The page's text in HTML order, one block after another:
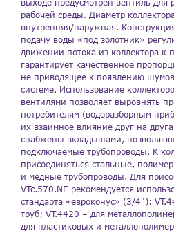
выходе предусмотрен вентиль для
рабочей среды. Диаметр
внутренняя/наружная.
подачу воды «под золотник»
движении потока из коллектора к
гарантирует качественное
не приводящее к появлению
системе. Использование
вентилями позволяет выровнять
потребителям (водоразборным
их взаимное влияние друг на
снабжены вкладышами,
подключаемые трубопроводы. К
присоединяться стальные,
и медные трубопроводы. Для
VTc.570.NЕ рекомендуется
стандарта «евроконус» (3/4"):
труб; VT.4420 – для
для пластиковых и